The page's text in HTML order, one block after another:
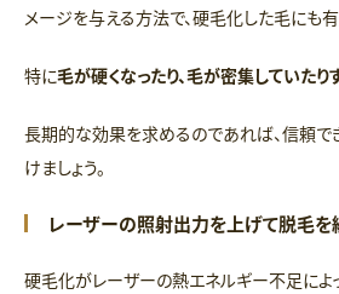
メージを与える方法で、硬毛化した毛にも有
特に毛が硬くなったり、毛が密集していたり
長期的な効果を求めるのであれば、信頼
けましょう。
レーザーの照射出力を上げて脱毛を
硬毛化がレーザーの熱エネルギー不足によ